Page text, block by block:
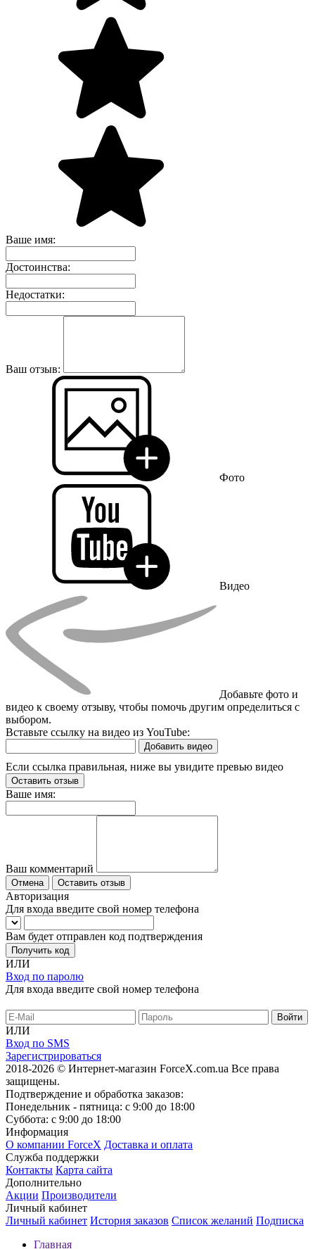
Ваше имя:
Достоинства:
Недостатки:
Ваш отзыв:
Фото
Видео
Добавьте фото и
видео к своему отзыву, чтобы помочь другим определиться с
выбором.
Вставьте ссылку на видео из YouTube:
Добавить видео
Если ссылка правильная, ниже вы увидите превью видео
Оставить отзыв
Ваше имя:
Ваш комментарий
Отмена Оставить отзыв
Авторизация
Для входа введите свой номер телефона
Вам будет отправлен код подтверждения
Получить код
ИЛИ
Вход по паролю
Для входа введите свой номер телефона
ИЛИ
Вход по SMS
Зарегистрироваться
2018-2026 © Интернет-магазин ForceX.com.ua Все права
защищены.
Подтверждение и обработка заказов:
Понедельник - пятница: с 9:00 до 18:00
Суббота: с 9:00 до 18:00
Информация
О компании ForceX Доставка и оплата
Служба поддержки
Контакты Карта сайта
Дополнительно
Акции Производители
Личный кабинет
Личный кабинет История заказов Список желаний Подписка
Главная